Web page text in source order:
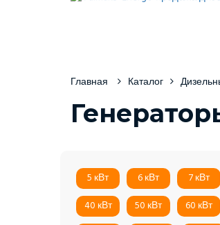
Главная Каталог
5 кВт 6 кВт 7 кВт
40 кВт
50 кВт 60 кВт